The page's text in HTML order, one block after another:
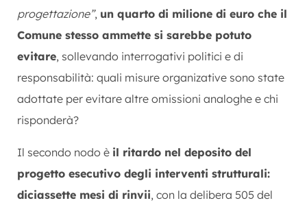
progettazione”, un quarto di milione di euro che il
Comune stesso ammette si sarebbe potuto
evitare, sollevando interrogativi politici e di
responsabilità: quali misure organizative sono state
adottate per evitare altre omissioni analoghe e chi
risponderà?
Il secondo nodo è il ritardo nel deposito del
progetto esecutivo degli interventi strutturali:
diciassette mesi di rinvii, con la delibera 505 del